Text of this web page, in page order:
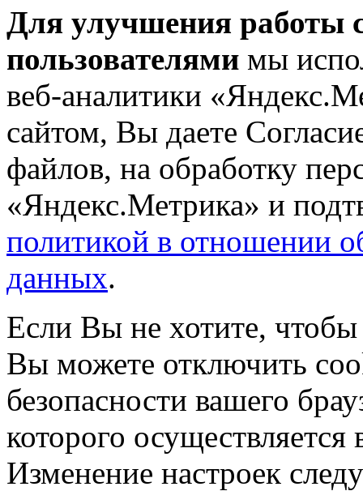
Для улучшения работы
пользователями мы
веб-аналитики
сайтом, Вы даете
файлов, на обработку
«Яндекс.Метрика» и
политикой в отношении
данных.
Если Вы не хотите,
Вы можете отключить
безопасности вашего
которого
Изменение настроек